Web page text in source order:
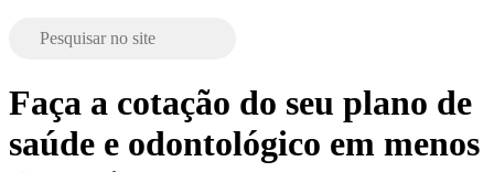
Faça a cotação do seu plano de
saúde e odontológico em menos